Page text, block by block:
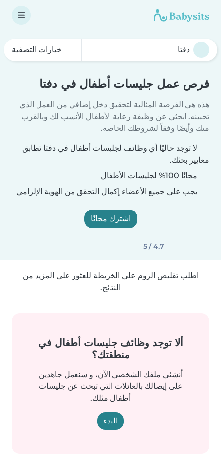
خيارات التصفية
فرص عمل جليسات أطفال في دفتا
هذه هي الفرصة المثالية لتحقيق دخل إضافي من العمل الذي
تحبينه. ابحثي عن وظيفة رعاية الأطفال الأنسب لك وبالقرب
منك وأيضًا وفقاً لشروطك الخاصة.
لا توجد حاليًا أي وظائف لجليسات أطفال في دفتا تطابق
معايير بحثك.
مجانًا 100% لجليسات الأطفال
يجب على جميع الأعضاء إكمال التحقق من الهوية الإلزامي
اشترك مجانًا
4.7 / 5
اطلب تقليص الزوم على الخريطة للعثور على المزيد من
النتائج.
ألا توجد وظائف جليسات أطفال في
منطقتك؟
أنشئي ملفك الشخصي الآن، و سنعمل جاهدين
على إيصالك بالعائلات التي تبحث عن جليسات
أطفال مثلك.
البدء